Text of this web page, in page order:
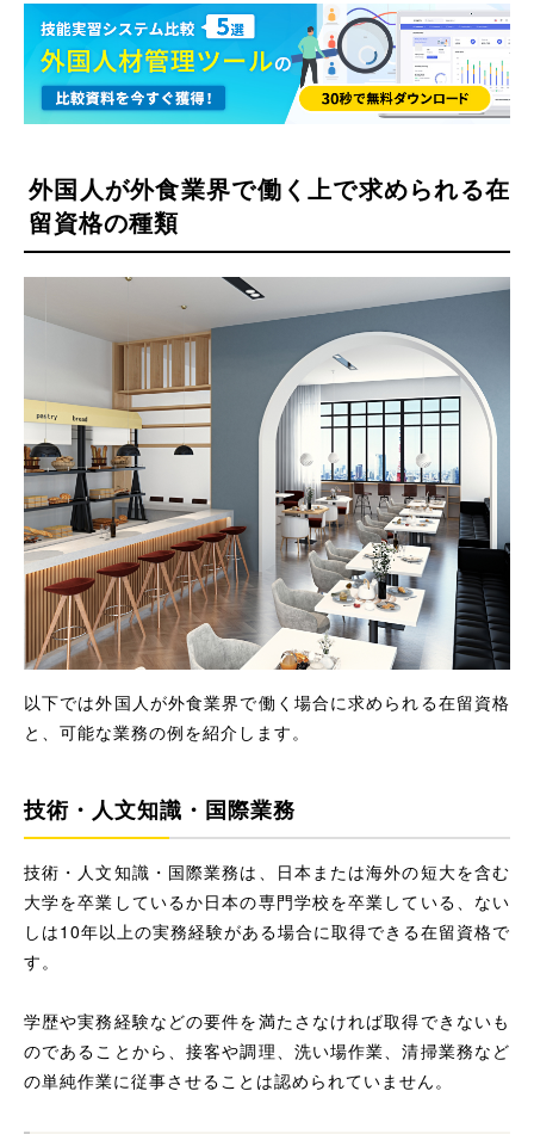
外国人が外食業界で働く上で求められる在
留資格の種類
以下では外国人が外食業界で働く場合に求められる在留資格
と、可能な業務の例を紹介します。
技術・人文知識・国際業務
技術・人文知識・国際業務は、日本または海外の短大を含む
大学を卒業しているか日本の専門学校を卒業している、ない
しは10年以上の実務経験がある場合に取得できる在留資格で
す。
学歴や実務経験などの要件を満たさなければ取得できないも
のであることから、接客や調理、洗い場作業、清掃業務など
の単純作業に従事させることは認められていません。